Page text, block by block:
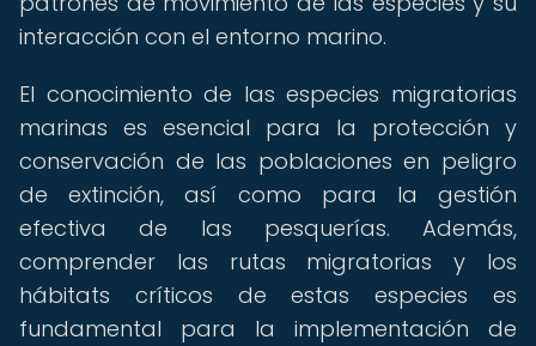
interacción con el entorno marino.
El conocimiento de las especies migratorias
marinas es esencial para la protección y
conservación de las poblaciones en peligro
de extinción, así como para la gestión
efectiva de las pesquerías. Además,
comprender las rutas migratorias y los
hábitats críticos de estas especies es
fundamental para la implementación de